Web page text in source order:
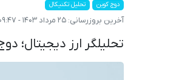
دوج کوین تحلیل تکنیکال
آخرین بروزرسانی:۲۵ مرداد ۱۴۰۳ - ۰۹:۴۷
تحلیلگر ارز دیجیتال؛ دوج کوین